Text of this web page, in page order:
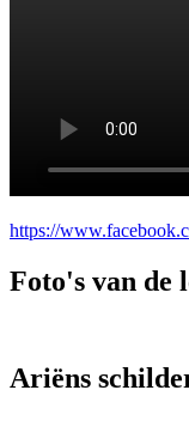
https://
Foto's van de
Ariëns